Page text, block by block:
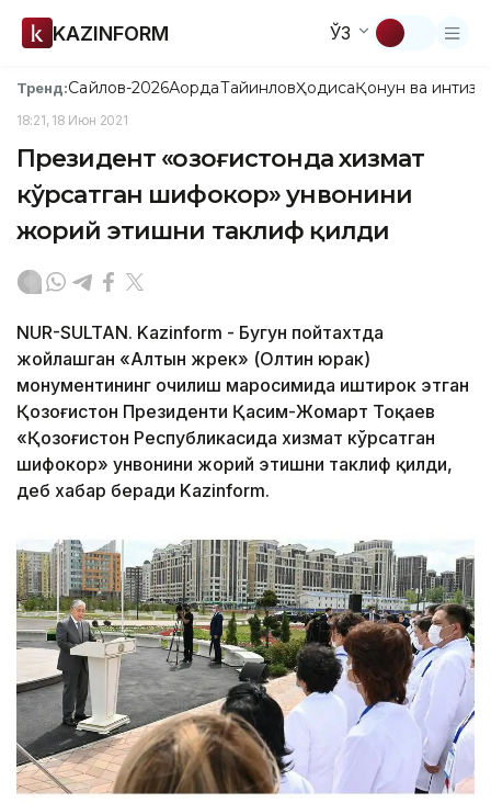
KAZINFORM ЎЗ
Тренд:Сайлов-2026АқордаТайинловҲодисаҚонун ва
18:21, 18 Июн 2021
Президент «Қозоғистонда хизмат
кўрсатган шифокор» унвонини
жорий этишни таклиф қилди
NUR-SULTAN. Kazinform - Бугун пойтахтда
жойлашган «Алтын жүрек» (Олтин юрак)
монументининг очилиш маросимида иштирок этган
Қозоғистон Президенти Қасим-Жомарт Тоқаев
«Қозоғистон Республикасида хизмат кўрсатган
шифокор» унвонини жорий этишни таклиф қилди,
деб хабар беради Kazinform.